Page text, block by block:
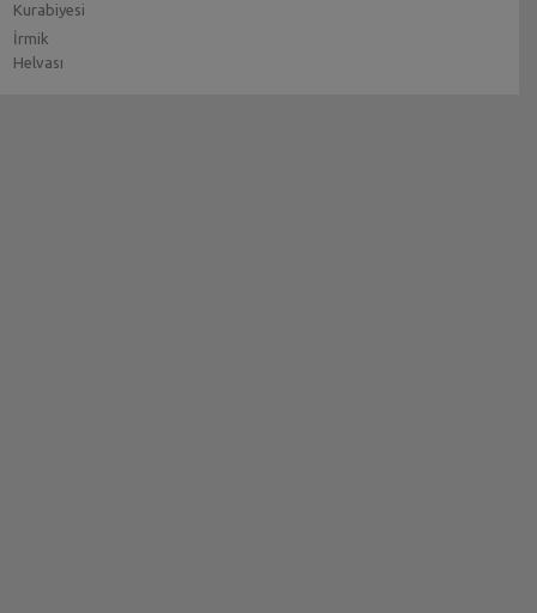
Kurabiyesi
İrmik
Helvası